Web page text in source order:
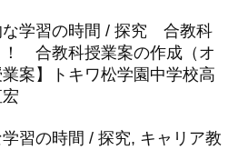
学習の時間 / 探究 合教科
！ 合教科授業案の作成（オ
案】トキワ松学園中学校高
習の時間 / 探究, キャリア教